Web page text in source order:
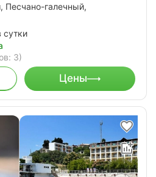
Песчано-галечный,
сутки
3)
Цены